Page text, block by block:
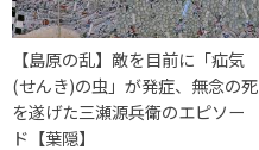
【島原の乱】敵を目前に「疝気
(せんき)の虫」が発症、無念の死
を遂げた三瀬源兵衛のエピソー
ド【葉隠】